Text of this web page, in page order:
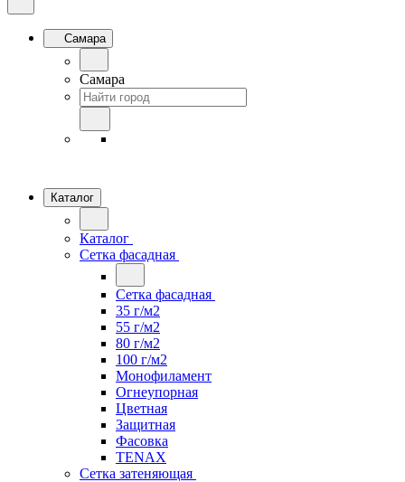
Самара
Самара
Каталог
Каталог
Сетка фасадная
Сетка фасадная
35 г/м2
55 г/м2
80 г/м2
100 г/м2
Монофиламент
Огнеупорная
Цветная
Защитная
Фасовка
TENAX
Сетка затеняющая